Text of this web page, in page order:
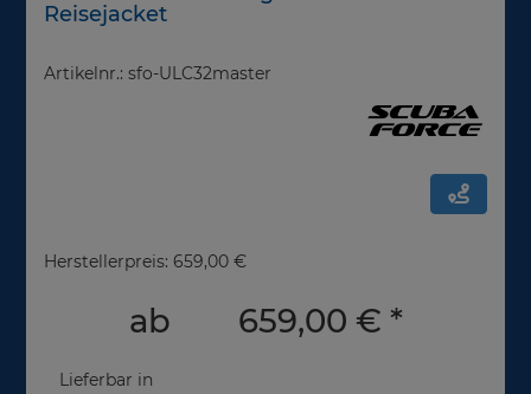
Reisejacket
Artikelnr.: sfo-ULC32master
Herstellerpreis: 659,00 €
ab 659,00 € *
Lieferbar in